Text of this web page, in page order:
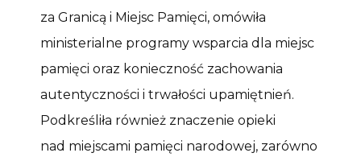
za Granicą i Miejsc Pamięci, omówiła
ministerialne programy wsparcia dla miejsc
pamięci oraz konieczność zachowania
autentyczności i trwałości upamiętnień.
Podkreśliła również znaczenie opieki
nad miejscami pamięci narodowej, zarówno